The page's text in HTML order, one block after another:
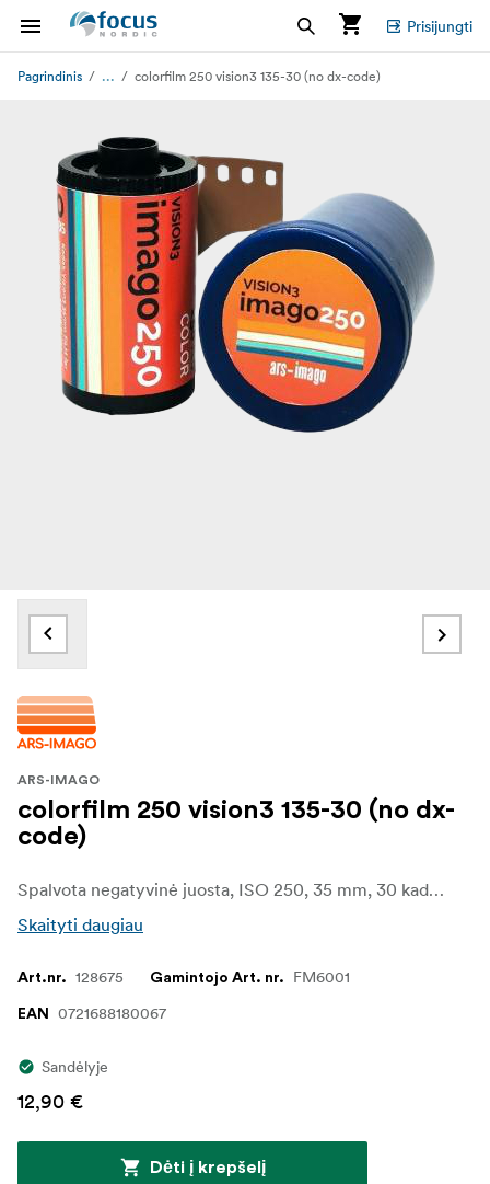
Prisijungti
Pagrindinis ... colorfilm 250 vision3 135-30 (no dx-code)
ARS-IMAGO
colorfilm 250 vision3 135-30 (no dx-
code)
Spalvota negatyvinė juosta, ISO 250, 35 mm, 30 kadrų, ECN-2 procesas.
Skaityti daugiau
Art.nr. 128675 Gamintojo Art. nr. FM6001
EAN 0721688180067
Sandėlyje
12,90 €
Dėti į krepšelį